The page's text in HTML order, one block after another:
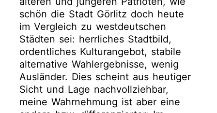
schön die Stadt Görlitz doch heute
im Vergleich zu westdeutschen
Städten sei: herrliches Stadtbild,
ordentliches Kulturangebot, stabile
alternative Wahlergebnisse, wenig
Ausländer. Dies scheint aus heutiger
Sicht und Lage nachvollziehbar,
meine Wahrnehmung ist aber eine